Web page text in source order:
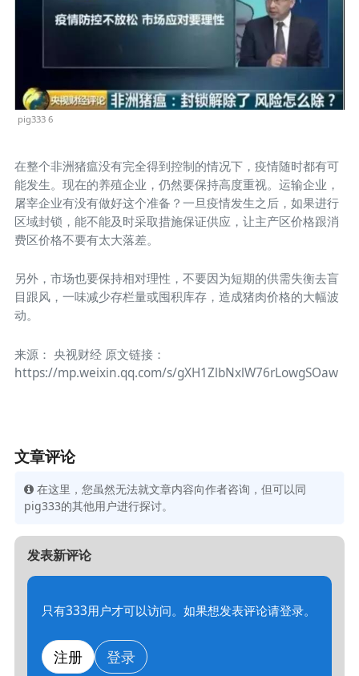
pig333 6
在整个非洲猪瘟没有完全得到控制的情况下，疫情随时都有可
能发生。现在的养殖企业，仍然要保持高度重视。运输企业，
屠宰企业有没有做好这个准备？一旦疫情发生之后，如果进行
区域封锁，能不能及时采取措施保证供应，让主产区价格跟消
费区价格不要有太大落差。
另外，市场也要保持相对理性，不要因为短期的供需失衡去盲
目跟风，一味减少存栏量或囤积库存，造成猪肉价格的大幅波
动。
来源： 央视财经 原文链接：
https://mp.weixin.qq.com/s/gXH1ZlbNxlW76rLowgSOaw
文章评论
在这里，您虽然无法就文章内容向作者咨询，但可以同
pig333的其他用户进行探讨。
发表新评论
只有333用户才可以访问。如果想发表评论请登录。
注册 登录